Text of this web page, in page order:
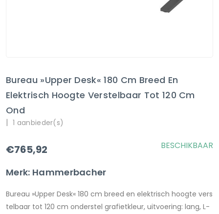
Bureau »Upper Desk« 180 Cm Breed En
Elektrisch Hoogte Verstelbaar Tot 120 Cm
Ond
| 1 aanbieder(s)
€765,92
Merk: Hammerbacher
BESCHIKBAAR
Bureau »Upper Desk« 180 cm breed en elektrisch hoogte vers
telbaar tot 120 cm onderstel grafietkleur, uitvoering: lang, L-